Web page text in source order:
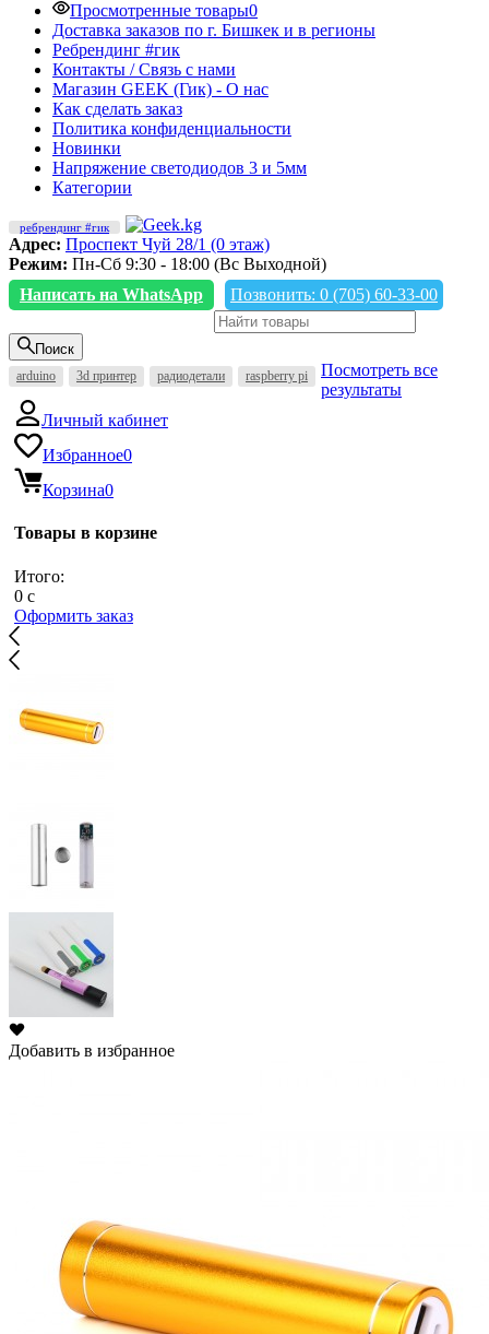
Просмотренные товары0
Доставка заказов по г. Бишкек и в регионы
Ребрендинг #гик
Контакты / Связь с нами
Магазин GEEK (Гик) - О нас
Как сделать заказ
Политика конфиденциальности
Новинки
Напряжение светодиодов 3 и 5мм
Категории
ребрендинг #гик
Адрес: Проспект Чуй 28/1 (0 этаж)
Режим: Пн-Сб 9:30 - 18:00 (Вс Выходной)
Написать на WhatsApp
Позвонить: 0 (705) 60-33-00
Поиск
arduino 3d принтер радиодетали raspberry pi
Посмотреть все
результаты
Личный кабинет
Избранное0
Корзина0
Товары в корзине
Итого:
0 c
Оформить заказ
Добавить в избранное